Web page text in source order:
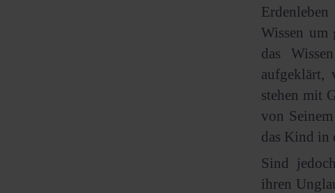
Wissen um
das
aufgeklärt,
stehen mit
von
das Kind in
Sind
ihren